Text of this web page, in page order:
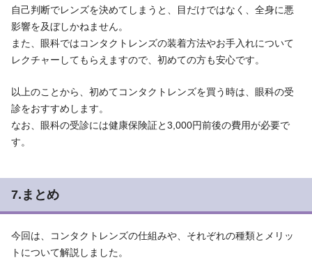
自己判断でレンズを決めてしまうと、目だけではなく、全身に悪
影響を及ぼしかねません。
また、眼科ではコンタクトレンズの装着方法やお手入れについて
レクチャーしてもらえますので、初めての方も安心です。
以上のことから、初めてコンタクトレンズを買う時は、眼科の受
診をおすすめします。
なお、眼科の受診には健康保険証と3,000円前後の費用が必要で
す。
7.まとめ
今回は、コンタクトレンズの仕組みや、それぞれの種類とメリッ
トについて解説しました。